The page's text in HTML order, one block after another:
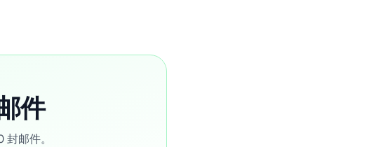
件
邮件。